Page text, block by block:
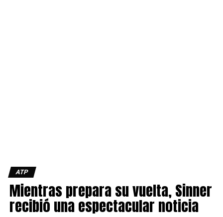
ATP
Mientras prepara su vuelta, Sinner
recibió una espectacular noticia